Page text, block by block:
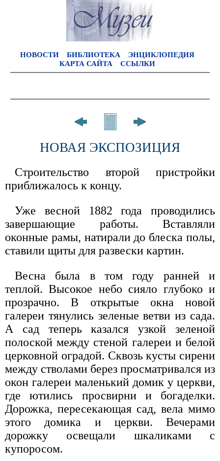
НОВОСТИ БИБЛИОТЕКА
ЭНЦИКЛОПЕДИЯ
КАРТА САЙТА
ССЫЛКИ
НОВАЯ ЭКСПОЗИЦИЯ
Строительство второй пристройки
приближалось к концу.
Уже весной 1882 года проводились
завершающие работы. Вставляли
оконные рамы, натирали до блеска полы,
ставили щиты для развески картин.
Весна была в том году ранней и
теплой. Высокое небо сияло глубоко и
прозрачно. В открытые окна новой
галереи тянулись зеленые ветви из сада.
А сад теперь казался узкой зеленой
полоской между стеной галереи и белой
церковной оградой. Сквозь кусты сирени
между стволами берез просматривался из
окон галереи маленький домик у церкви,
где ютились просвирни и богаделки.
Дорожка, пересекающая сад, вела мимо
этого домика и церкви. Вечерами
дорожку освещали шкаликами с
купоросом.